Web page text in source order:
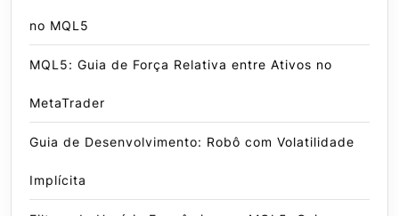
no MQL5
MQL5: Guia de Força Relativa entre Ativos no
MetaTrader
Guia de Desenvolvimento: Robô com Volatilidade
Implícita